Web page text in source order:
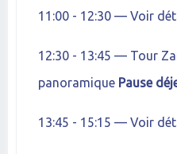
11:00 - 12:30 — Voir
12:30 - 13:45 — Tour
panoramique Pause
13:45 - 15:15 — Voir